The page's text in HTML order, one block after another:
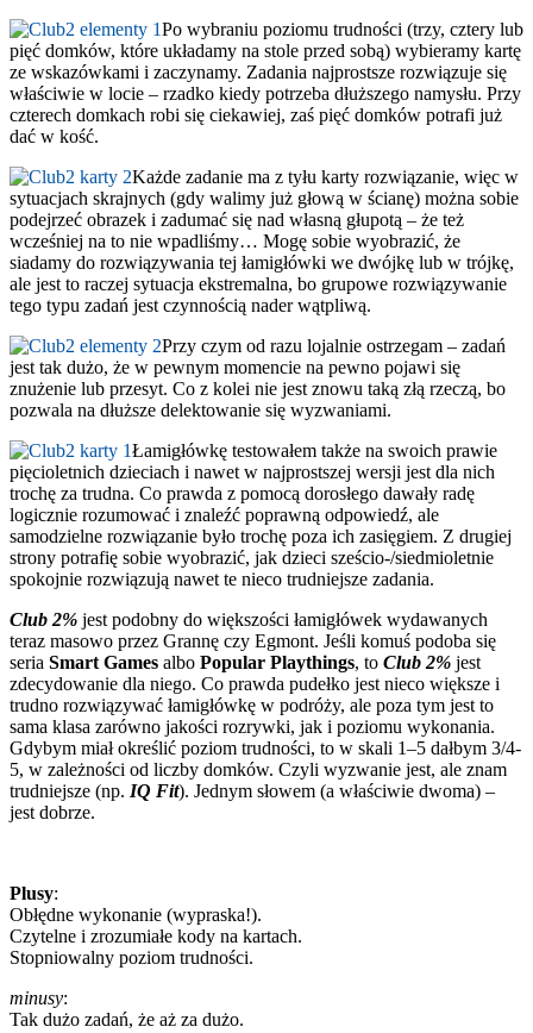
Po wybraniu poziomu trudności (trzy, cztery lub
pięć domków, które układamy na stole przed sobą) wybieramy kartę
ze wskazówkami i zaczynamy. Zadania najprostsze rozwiązuje się
właściwie w locie – rzadko kiedy potrzeba dłuższego namysłu. Przy
czterech domkach robi się ciekawiej, zaś pięć domków potrafi już
dać w kość.
Każde zadanie ma z tyłu karty rozwiązanie, więc w
sytuacjach skrajnych (gdy walimy już głową w ścianę) można sobie
podejrzeć obrazek i zadumać się nad własną głupotą – że też
wcześniej na to nie wpadliśmy… Mogę sobie wyobrazić, że
siadamy do rozwiązywania tej łamigłówki we dwójkę lub w trójkę,
ale jest to raczej sytuacja ekstremalna, bo grupowe rozwiązywanie
tego typu zadań jest czynnością nader wątpliwą.
Przy czym od razu lojalnie ostrzegam – zadań
jest tak dużo, że w pewnym momencie na pewno pojawi się
znużenie lub przesyt. Co z kolei nie jest znowu taką złą rzeczą, bo
pozwala na dłuższe delektowanie się wyzwaniami.
Łamigłówkę testowałem także na swoich prawie
pięcioletnich dzieciach i nawet w najprostszej wersji jest dla nich
trochę za trudna. Co prawda z pomocą dorosłego dawały radę
logicznie rozumować i znaleźć poprawną odpowiedź, ale
samodzielne rozwiązanie było trochę poza ich zasięgiem. Z drugiej
strony potrafię sobie wyobrazić, jak dzieci sześcio-/siedmioletnie
spokojnie rozwiązują nawet te nieco trudniejsze zadania.
Club 2% jest podobny do większości łamigłówek wydawanych
teraz masowo przez Grannę czy Egmont. Jeśli komuś podoba się
seria Smart Games albo Popular Playthings, to Club 2% jest
zdecydowanie dla niego. Co prawda pudełko jest nieco większe i
trudno rozwiązywać łamigłówkę w podróży, ale poza tym jest to
sama klasa zarówno jakości rozrywki, jak i poziomu wykonania.
Gdybym miał określić poziom trudności, to w skali 1–5 dałbym 3/4-
5, w zależności od liczby domków. Czyli wyzwanie jest, ale znam
trudniejsze (np. IQ Fit). Jednym słowem (a właściwie dwoma) –
jest dobrze.
Plusy:
Obłędne wykonanie (wypraska!).
Czytelne i zrozumiałe kody na kartach.
Stopniowalny poziom trudności.
minusy:
Tak dużo zadań, że aż za dużo.